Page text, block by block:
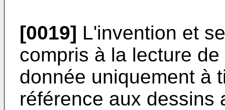
[0019] L'invention et
compris à la lecture
donnée uniquement à
référence aux dessins